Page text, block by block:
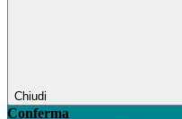
Chiudi
Conferma